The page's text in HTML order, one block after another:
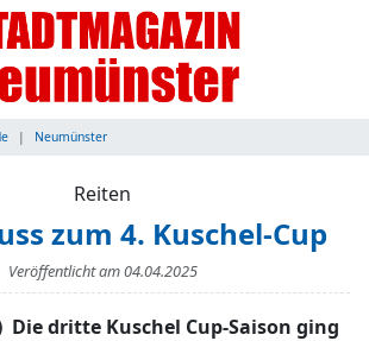
Neumünster
Reiten
zum 4. Kuschel-Cup
Veröffentlicht am04.04.2025
Die dritte Kuschel Cup-Saison ging